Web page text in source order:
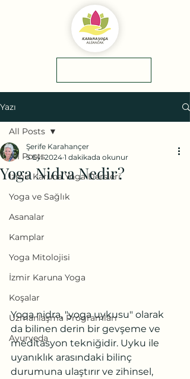
Yazı
All Posts
İzmir Karuna Yoga Dersleri
Yoga ve Sağlık
Asanalar
Kamplar
Yoga Mitolojisi
İzmir Karuna Yoga
Koşalar
Uzmanlaşma Programları
Ayurveda
All Posts
Yoga Nidra Nedir?
Şerife Karahançer
5 Eyl 2024 1 dakikada okunur
Yoga nidra, "yoga uykusu" olarak
da bilinen derin bir gevşeme ve
meditasyon tekniğidir. Uyku ile
uyanıklık arasındaki bilinç
durumuna ulaştırır ve zihinsel,